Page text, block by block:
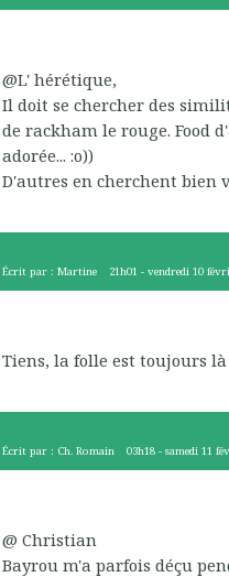
@L' hérétique,
Il doit se chercher des
de rackham le rouge. Food
adorée... :o))
D'autres en cherchent bien
Écrit par : Martine 21h01 -vendredi 10
Tiens, la folle est toujours là
Écrit par : Ch. Romain 03h18 -samedi 11
@ Christian
Bayrou m'a parfois déçu